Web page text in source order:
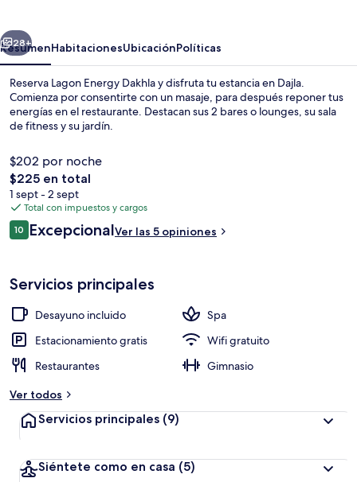
Siguiente
28+
ResumenHabitacionesUbicaciónPolíticas
Reserva Lagon Energy Dakhla y disfruta tu estancia en Dajla.
Comienza por consentirte con un masaje, para después reponer tus
energías en el restaurante. Destacan sus 2 bares o lounges, su sala
de fitness y su jardín.
$202 por noche
El
precio
total
es
de
$225 en total
1 sept - 2 sept
Total con impuestos y cargos
Opiniones
1010 de 10,
ExcepcionalVer las 5 opiniones
Servicios principales
Desayuno incluido
Spa
Estacionamiento gratis
Wifi gratuito
Restaurantes
Gimnasio
Ver todos
Servicios principales (9)
Siéntete como en casa (5)